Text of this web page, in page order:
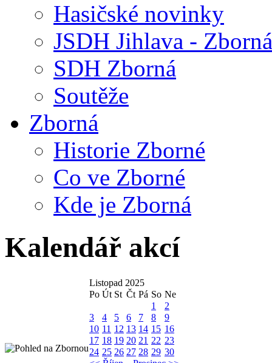
Hasičské novinky
JSDH Jihlava - Zborná
SDH Zborná
Soutěže
Zborná
Historie Zborné
Co ve Zborné
Kde je Zborná
Kalendář akcí
Listopad 2025
Po Út St Čt Pá So Ne
1
2
3
4 5 6 7 8
9
10 11 12 13 14 15 16
17 18 19 20 21 22 23
24 25 26 27 28 29 30